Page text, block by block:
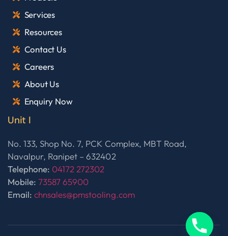
Services
Resources
Contact Us
Careers
About Us
Enquiry Now
Unit I
No. 133, Shop No. 7, PCK Complex, MBT Road,
Navalpur, Ranipet – 632402
Telephone: 04172 272302
Mobile: 73587 65900
Email:chnsales@pmstooling.com